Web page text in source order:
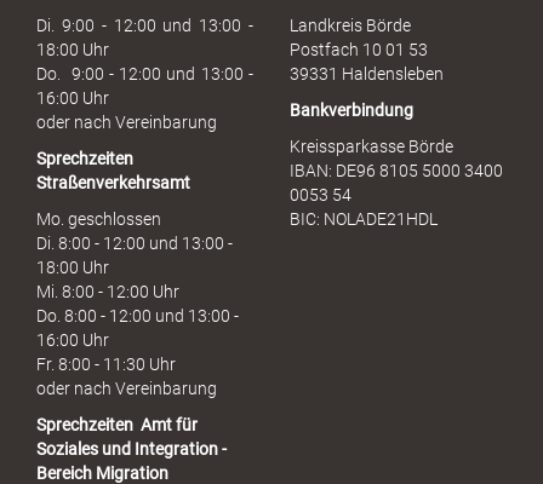
u
h
Di. 9:00 - 12:00 und 13:00 -
18:00 Uhr
Do. 9:00 - 12:00 und 13:00 -
16:00 Uhr
oder nach Vereinbarung
Sprechzeiten
Straßenverkehrsamt
Mo. geschlossen
Di. 8:00 - 12:00 und 13:00 -
18:00 Uhr
Mi. 8:00 - 12:00 Uhr
Do. 8:00 - 12:00 und 13:00 -
16:00 Uhr
Fr. 8:00 - 11:30 Uhr
oder nach Vereinbarung
Sprechzeiten Amt für
Soziales und Integration -
Bereich Migration
Landkreis Börde
Postfach 10 01 53
39331 Haldensleben
Bankverbindung
Kreissparkasse Börde
IBAN: DE96 8105 5000 3400
0053 54
BIC: NOLADE21HDL